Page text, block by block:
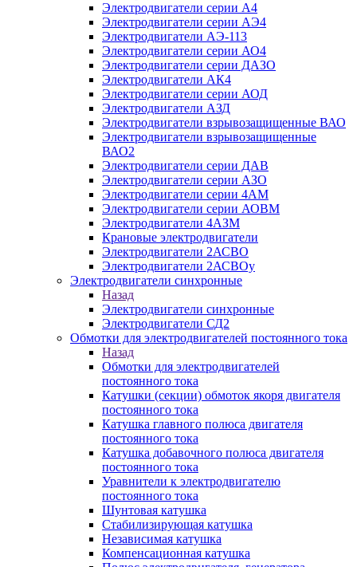
Электродвигатели серии А4
Электродвигатели серии АЭ4
Электродвигатели АЭ-113
Электродвигатели серии АО4
Электродвигатели серии ДАЗО
Электродвигатели АК4
Электродвигатели серии АОД
Электродвигатели АЗД
Электродвигатели взрывозащищенные ВАО
Электродвигатели взрывозащищенные
ВАО2
Электродвигатели серии ДАВ
Электродвигатели серии АЗО
Электродвигатели серии 4АМ
Электродвигатели серии АОВМ
Электродвигатели 4АЗМ
Крановые электродвигатели
Электродвигатели 2АСВО
Электродвигатели 2АСВОу
Электродвигатели синхронные
Назад
Электродвигатели синхронные
Электродвигатели СД2
Обмотки для электродвигателей постоянного тока
Назад
Обмотки для электродвигателей
постоянного тока
Катушки (секции) обмоток якоря двигателя
постоянного тока
Катушка главного полюса двигателя
постоянного тока
Катушка добавочного полюса двигателя
постоянного тока
Уравнители к электродвигателю
постоянного тока
Шунтовая катушка
Стабилизирующая катушка
Независимая катушка
Компенсационная катушка